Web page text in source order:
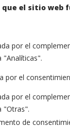
el sitio
por el
"Analíticas".
por el
por el
"Otras".
de